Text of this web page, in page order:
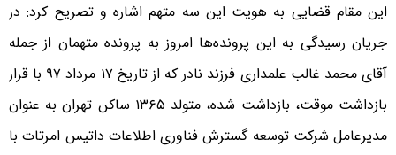
این مقام قضایی به هویت این سه متهم اشاره و تصریح کرد: در
جریان رسیدگی به این پرونده‌ها امروز به پرونده متهمان از جمله
آقای محمد غالب علمداری فرزند نادر که از تاریخ ۱۷ مرداد ۹۷ با قرار
بازداشت موقت، بازداشت شده، متولد ۱۳۶۵ ساکن تهران به عنوان
مدیرعامل شرکت توسعه گسترش فناوری اطلاعات داتیس امرتات با